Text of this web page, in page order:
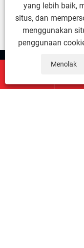
Tentang Kami
Produk
yang lebih baik,
situs, dan
menggunakan
penggunaan
Menolak